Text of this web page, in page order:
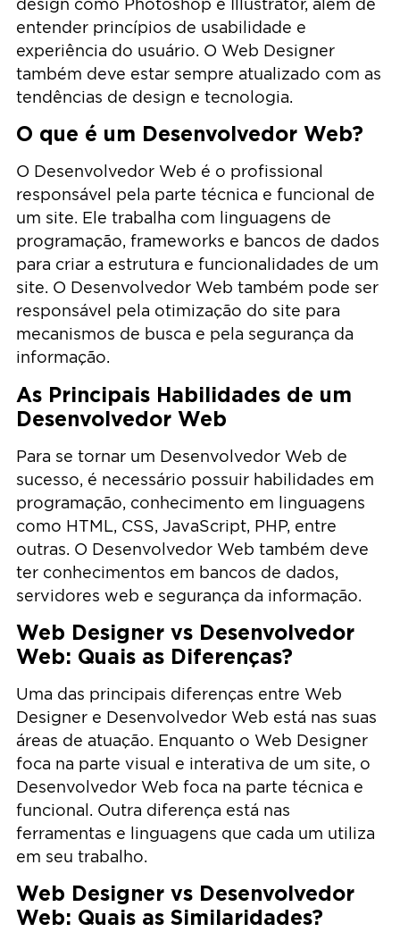
design como Photoshop e Illustrator, além de
entender princípios de usabilidade e
experiência do usuário. O Web Designer
também deve estar sempre atualizado com as
tendências de design e tecnologia.
O que é um Desenvolvedor Web?
O Desenvolvedor Web é o profissional
responsável pela parte técnica e funcional de
um site. Ele trabalha com linguagens de
programação, frameworks e bancos de dados
para criar a estrutura e funcionalidades de um
site. O Desenvolvedor Web também pode ser
responsável pela otimização do site para
mecanismos de busca e pela segurança da
informação.
As Principais Habilidades de um
Desenvolvedor Web
Para se tornar um Desenvolvedor Web de
sucesso, é necessário possuir habilidades em
programação, conhecimento em linguagens
como HTML, CSS, JavaScript, PHP, entre
outras. O Desenvolvedor Web também deve
ter conhecimentos em bancos de dados,
servidores web e segurança da informação.
Web Designer vs Desenvolvedor
Web: Quais as Diferenças?
Uma das principais diferenças entre Web
Designer e Desenvolvedor Web está nas suas
áreas de atuação. Enquanto o Web Designer
foca na parte visual e interativa de um site, o
Desenvolvedor Web foca na parte técnica e
funcional. Outra diferença está nas
ferramentas e linguagens que cada um utiliza
em seu trabalho.
Web Designer vs Desenvolvedor
Web: Quais as Similaridades?